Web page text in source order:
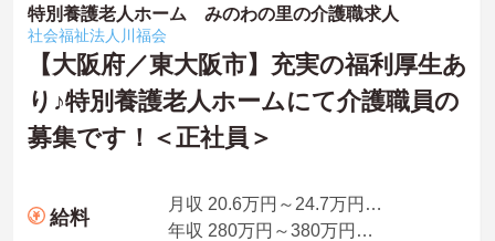
特別養護老人ホーム みのわの里の介護職求人
社会福祉法人川福会
【大阪府／東大阪市】充実の福利厚生あ
り♪特別養護老人ホームにて介護職員の
募集です！＜正社員＞
給料
月収 20.6万円～24.7万円程度※諸手当込 （経験・能力を考慮） ◆職務、処遇改善、特定処遇支援、処遇改善支援、介護福祉士資格手
年収 280万円～380万円程度